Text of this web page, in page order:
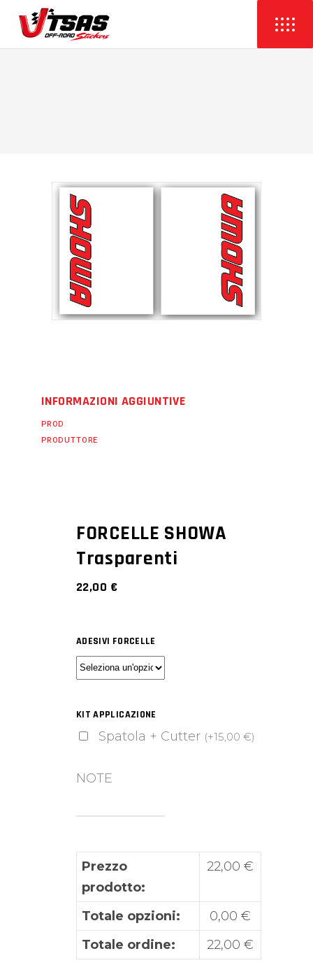
INFORMAZIONI AGGIUNTIVE
PROD
PRODUTTORE
FORCELLE SHOWA
Trasparenti
22,00 €
ADESIVI FORCELLE
KIT APPLICAZIONE
Spatola + Cutter (+15,00 €)
NOTE
Prezzo
prodotto:
22,00 €
Totale opzioni: 0,00 €
Totale ordine:
22,00 €